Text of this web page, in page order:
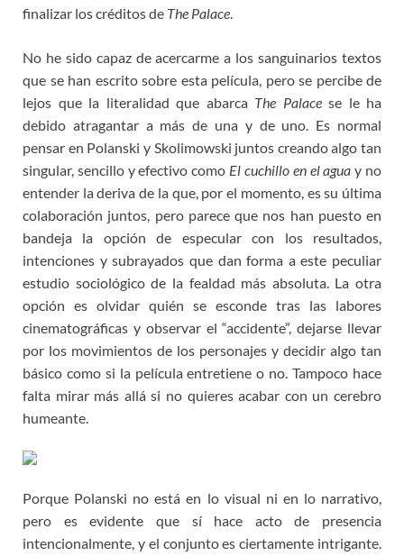
finalizar los créditos de The Palace.
No he sido capaz de acercarme a los sanguinarios textos
que se han escrito sobre esta película, pero se percibe de
lejos que la literalidad que abarca The Palacese le ha
debido atragantar a más de una y de uno. Es normal
pensar en Polanski y Skolimowski juntos creando algo tan
singular, sencillo y efectivo como El cuchillo en el agua y no
entender la deriva de la que, por el momento, es su última
colaboración juntos, pero parece que nos han puesto en
bandeja la opción de especular con los resultados,
intenciones y subrayados que dan forma a este peculiar
estudio sociológico de la fealdad más absoluta. La otra
opción es olvidar quién se esconde tras las labores
cinematográficas y observar el “accidente”, dejarse llevar
por los movimientos de los personajes y decidir algo tan
básico como si la película entretiene o no. Tampoco hace
falta mirar más allá si no quieres acabar con un cerebro
humeante.
Porque Polanski no está en lo visual ni en lo narrativo,
pero es evidente que sí hace acto de presencia
intencionalmente, y el conjunto es ciertamente intrigante.